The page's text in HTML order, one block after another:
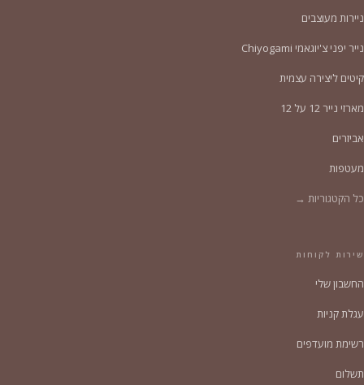
ניירות מעוצבים
נייר יפני צ'יוגאמי Chiyogami
קיטים ליצירה עצמית
מארזי נייר 12 על 12
אביזרים
מעטפות
כל הקטגוריות →
שירות לקוחות
החשבון שלי
עגלת קניות
רשימת מועדפים
תשלום